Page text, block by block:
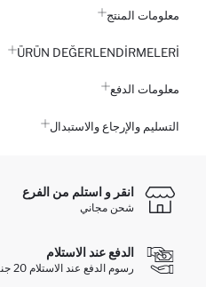
معلومات المنتج
ÜRÜN DEĞERLENDİRMELERİ
معلومات الدفع
التسليم والإرجاع والاستبدال
انقر و استلم من الفرع
شحن مجاني
الدفع عند الاستلام
رسوم الدفع عند الاستلام 20 جنيه